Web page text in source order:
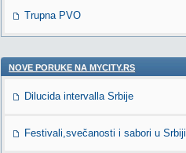
Trupna PVO
NOVE PORUKE NA MYCITY.RS
Dilucida intervalla Srbije
Festivali,svečanosti i sabori u Srbiji